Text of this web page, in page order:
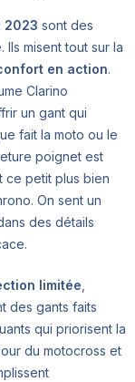
2023 sont des
misent tout sur la
en action.
Clarino
un gant qui
fait la moto ou le
poignet est
ce petit plus bien
On sent un
des détails
limitée,
des gants faits
qui priorisent la
du motocross et